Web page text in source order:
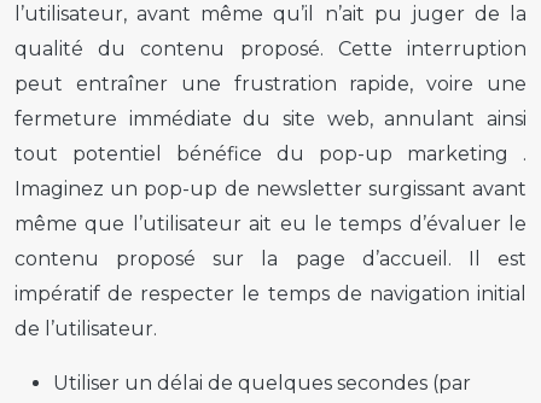
l’utilisateur, avant même qu’il n’ait pu juger de la
qualité du contenu proposé. Cette interruption
peut entraîner une frustration rapide, voire une
fermeture immédiate du site web, annulant ainsi
tout potentiel bénéfice du pop-up marketing .
Imaginez un pop-up de newsletter surgissant avant
même que l’utilisateur ait eu le temps d’évaluer le
contenu proposé sur la page d’accueil. Il est
impératif de respecter le temps de navigation initial
de l’utilisateur.
Utiliser un délai de quelques secondes (par